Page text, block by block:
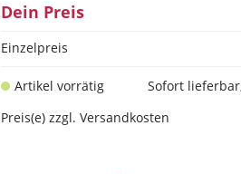
Dein Preis
Einzelpreis
Artikel vorrätig
Sofort
Preis(e) zzgl. Versandkosten